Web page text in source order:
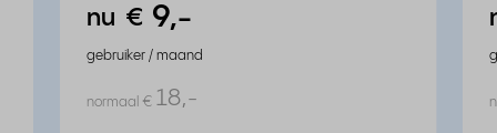
nu € 9,-
gebruiker / maand
normaal € 18,-